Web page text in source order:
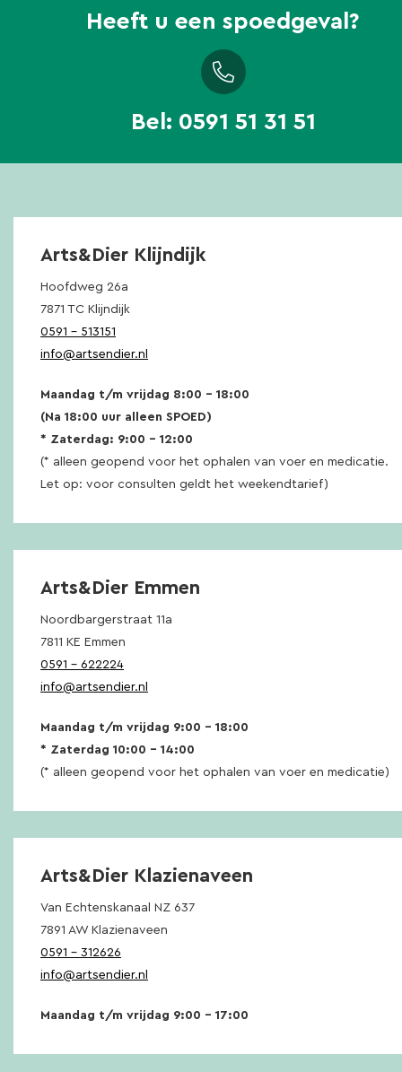
Heeft u een spoedgeval?
Bel: 0591 51 31 51
Arts&Dier Klijndijk
Hoofdweg 26a
7871 TC Klijndijk
0591 – 513151
info@artsendier.nl
Maandag t/m vrijdag 8:00 – 18:00
(Na 18:00 uur alleen SPOED)
* Zaterdag: 9:00 – 12:00
(* alleen geopend voor het ophalen van voer en medicatie.
Let op: voor consulten geldt het weekendtarief)
Arts&Dier Emmen
Noordbargerstraat 11a
7811 KE Emmen
0591 – 622224
info@artsendier.nl
Maandag t/m vrijdag 9:00 – 18:00
* Zaterdag 10:00 – 14:00
(* alleen geopend voor het ophalen van voer en medicatie)
Arts&Dier Klazienaveen
Van Echtenskanaal NZ 637
7891 AW Klazienaveen
0591 – 312626
info@artsendier.nl
Maandag t/m vrijdag 9:00 – 17:00